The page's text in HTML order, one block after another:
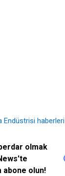
Endüstrisi haberleri
olmak
abone olun!